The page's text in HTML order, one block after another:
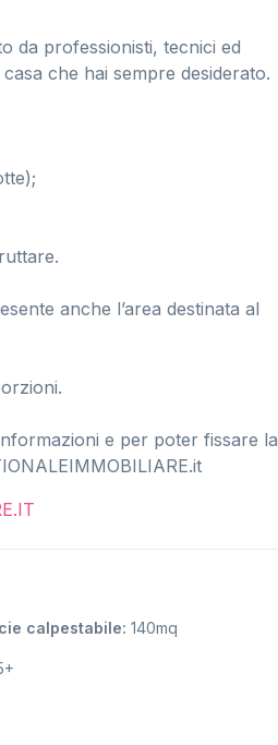
da professionisti, tecnici ed
che hai sempre desiderato.
anche l’area destinata al
e per poter fissare la
calpestabile: 140mq